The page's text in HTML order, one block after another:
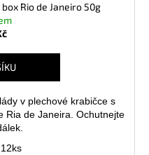
Rio de Janeiro 50g
v plechové krabičce s
Ria de Janeira. Ochutnejte